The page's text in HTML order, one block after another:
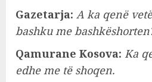
Gazetarja: A ka qenë
bashku me
Qamurane Kosova: Ka
edhe me të shoqen.